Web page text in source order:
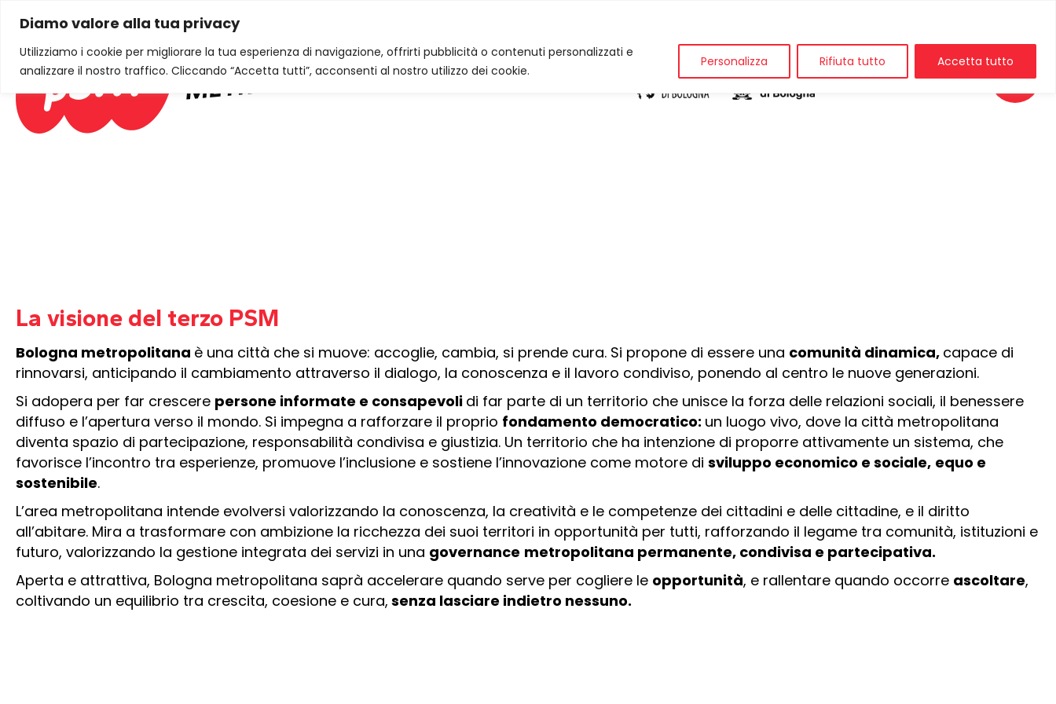
Diamo valore alla tua privacy
Utilizziamo i cookie per migliorare la tua esperienza di navigazione, offrirti pubblicità o contenuti personalizzati e
analizzare il nostro traffico. Cliccando “Accetta tutti”, acconsenti al nostro utilizzo dei cookie.
Personalizza Rifiuta tutto Accetta tutto
La visione del terzo PSM
Bologna metropolitana è una città che si muove: accoglie, cambia, si prende cura. Si propone di essere una comunità dinamica, capace di
rinnovarsi, anticipando il cambiamento attraverso il dialogo, la conoscenza e il lavoro condiviso, ponendo al centro le nuove generazioni.
Si adopera per far crescere persone informate e consapevoli di far parte di un territorio che unisce la forza delle relazioni sociali, il benessere
diffuso e l’apertura verso il mondo. Si impegna a rafforzare il proprio fondamento democratico: un luogo vivo, dove la città metropolitana
diventa spazio di partecipazione, responsabilità condivisa e giustizia. Un territorio che ha intenzione di proporre attivamente un sistema, che
favorisce l’incontro tra esperienze, promuove l’inclusione e sostiene l’innovazione come motore di sviluppo economico e sociale, equo e
sostenibile.
L’area metropolitana intende evolversi valorizzando la conoscenza, la creatività e le competenze dei cittadini e delle cittadine, e il diritto
all’abitare. Mira a trasformare con ambizione la ricchezza dei suoi territori in opportunità per tutti, rafforzando il legame tra comunità, istituzioni e
futuro, valorizzando la gestione integrata dei servizi in una governance metropolitana permanente, condivisa e partecipativa.
Aperta e attrattiva, Bologna metropolitana saprà accelerare quando serve per cogliere le opportunità, e rallentare quando occorre ascoltare,
coltivando un equilibrio tra crescita, coesione e cura, senza lasciare indietro nessuno.